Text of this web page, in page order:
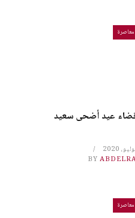
عيد أضحى سعيد
BY